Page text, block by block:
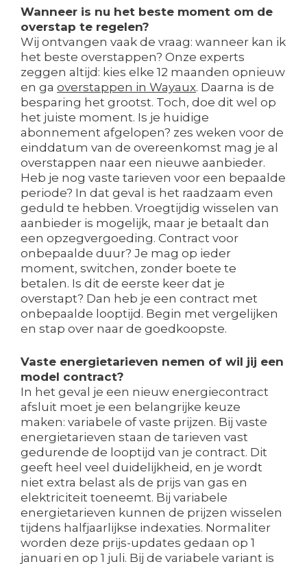
Wanneer is nu het beste moment om de
overstap te regelen?
Wij ontvangen vaak de vraag: wanneer kan ik
het beste overstappen? Onze experts
zeggen altijd: kies elke 12 maanden opnieuw
en ga overstappen in Wayaux. Daarna is de
besparing het grootst. Toch, doe dit wel op
het juiste moment. Is je huidige
abonnement afgelopen? zes weken voor de
einddatum van de overeenkomst mag je al
overstappen naar een nieuwe aanbieder.
Heb je nog vaste tarieven voor een bepaalde
periode? In dat geval is het raadzaam even
geduld te hebben. Vroegtijdig wisselen van
aanbieder is mogelijk, maar je betaalt dan
een opzegvergoeding. Contract voor
onbepaalde duur? Je mag op ieder
moment, switchen, zonder boete te
betalen. Is dit de eerste keer dat je
overstapt? Dan heb je een contract met
onbepaalde looptijd. Begin met vergelijken
en stap over naar de goedkoopste.
Vaste energietarieven nemen of wil jij een
model contract?
In het geval je een nieuw energiecontract
afsluit moet je een belangrijke keuze
maken: variabele of vaste prijzen. Bij vaste
energietarieven staan de tarieven vast
gedurende de looptijd van je contract. Dit
geeft heel veel duidelijkheid, en je wordt
niet extra belast als de prijs van gas en
elektriciteit toeneemt. Bij variabele
energietarieven kunnen de prijzen wisselen
tijdens halfjaarlijkse indexaties. Normaliter
worden deze prijs-updates gedaan op 1
januari en op 1 juli. Bij de variabele variant is